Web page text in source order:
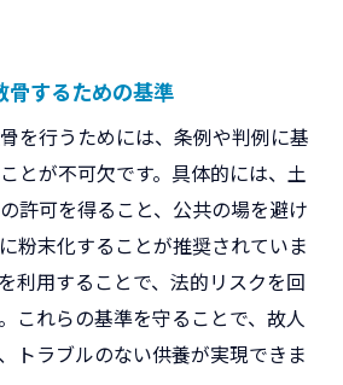
骨するための基準
を行うためには、条例や判例に基
とが不可欠です。具体的には、土
許可を得ること、公共の場を避け
粉末化することが推奨されていま
利用することで、法的リスクを回
これらの基準を守ることで、故人
トラブルのない供養が実現できま